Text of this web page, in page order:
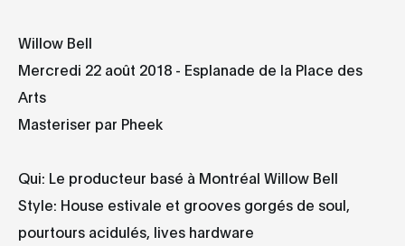
Willow Bell
Mercredi 22 août 2018 - Esplanade de la Place des
Arts
Masteriser par Pheek
Qui: Le producteur basé à Montréal Willow Bell
Style: House estivale et grooves gorgés de soul,
pourtours acidulés, lives hardware